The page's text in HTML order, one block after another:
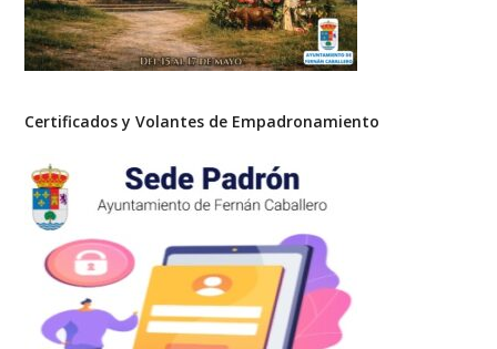
Certificados y Volantes de Empadronamiento